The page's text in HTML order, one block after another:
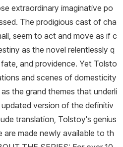
extraordinary imaginative po
The prodigious cast of cha
seem to act and move as if c
as the novel relentlessly q
and providence. Yet Tolsto
and scenes of domesticity
the grand themes that underli
version of the definitiv
translation, Tolstoy's genius
are made newly available to th